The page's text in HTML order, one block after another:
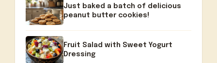
Just baked a batch of delicious
peanut butter cookies!
Fruit Salad with Sweet Yogurt
Dressing